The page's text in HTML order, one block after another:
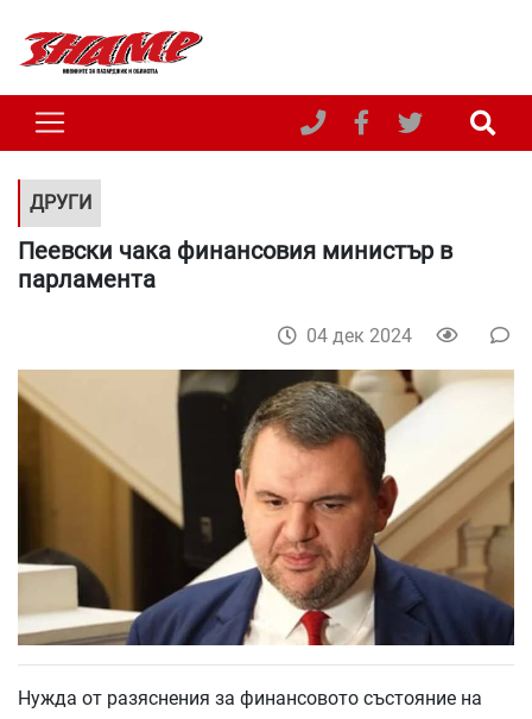
ДРУГИ
Пеевски чака финансовия министър в
парламента
04 дек 2024
Нужда от разяснения за финансовото състояние на